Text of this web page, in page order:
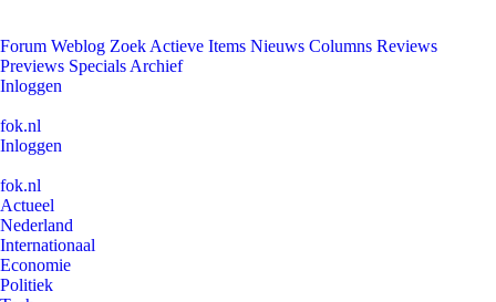
Forum Weblog Zoek Actieve Items Nieuws Columns Reviews
Previews Specials Archief
Inloggen
fok.nl
Inloggen
fok.nl
Actueel
Nederland
Internationaal
Economie
Politiek